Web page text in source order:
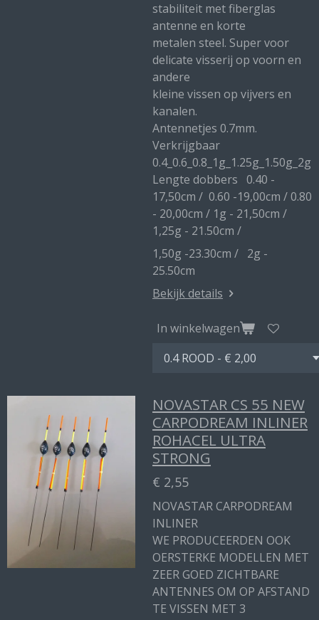
stabiliteit met fiberglas
antenne en korte
metalen steel. Super voor
delicate visserij op voorn en
andere
kleine vissen op vijvers en
kanalen.
Antennetjes 0.7mm.
Verkrijgbaar
0.4_0.6_0.8_1g_1.25g_1.50g_2g
Lengte dobbers 0.40 -
17,50cm / 0.60 -19,00cm / 0.80
- 20,00cm / 1g - 21,50cm /
1,25g - 21.50cm /
1,50g -23.30cm / 2g -
25.50cm
Bekijk details
In winkelwagen
NOVASTAR CS 55 NEW
CARPODREAM INLINER
ROHACEL ULTRA
STRONG
€ 2,55
NOVASTAR CARPODREAM
INLINER
WE PRODUCEERDEN OOK
OERSTERKE MODELLEN MET
ZEER GOED ZICHTBARE
ANTENNES OM OP AFSTAND
TE VISSEN MET 3